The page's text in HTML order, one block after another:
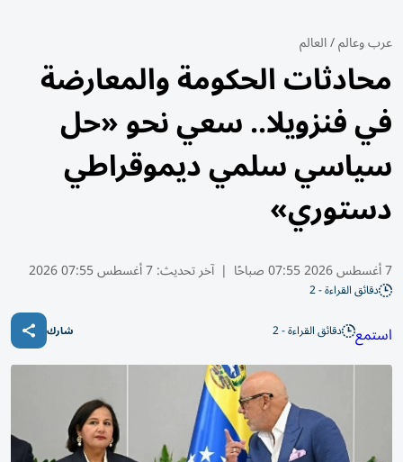
عرب وعالم/العالم
محادثات الحكومة والمعارضة
في فنزويلا.. سعي نحو «حل
سياسي سلمي ديموقراطي
دستوري»
7 أغسطس 2026 07:55 صباحًا | آخر تحديث:7 أغسطس 07:55 2026
دقائق القراءة - 2
استمع دقائق القراءة - 2 شارك